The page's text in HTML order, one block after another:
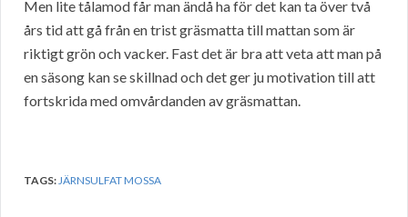
Men lite tålamod får man ändå ha för det kan ta över två
års tid att gå från en trist gräsmatta till mattan som är
riktigt grön och vacker. Fast det är bra att veta att man på
en säsong kan se skillnad och det ger ju motivation till att
fortskrida med omvårdanden av gräsmattan.
TAGS:JÄRNSULFAT MOSSA